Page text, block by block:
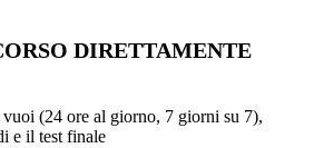
DIRETTAMENTE
(24 ore al giorno, 7 giorni su 7),
e il test finale